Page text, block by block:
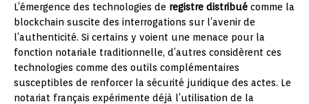
L’émergence des technologies de registre distribué comme la
blockchain suscite des interrogations sur l’avenir de
l’authenticité. Si certains y voient une menace pour la
fonction notariale traditionnelle, d’autres considèrent ces
technologies comme des outils complémentaires
susceptibles de renforcer la sécurité juridique des actes. Le
notariat français expérimente déjà l’utilisation de la